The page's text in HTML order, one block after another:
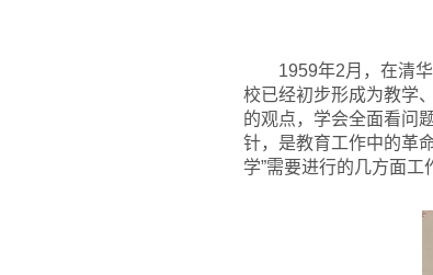
1959年2月，在清
校已经初步形成为教学
的观点，学会全面看问
针，是教育工作中的革
学”需要进行的几方面工